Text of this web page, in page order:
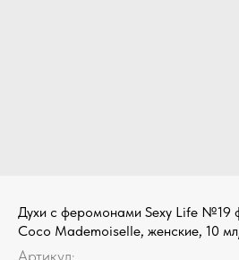
Духи с феромонами Sexy Life №19
Coco Mademoiselle, женские, 10
Артикул: